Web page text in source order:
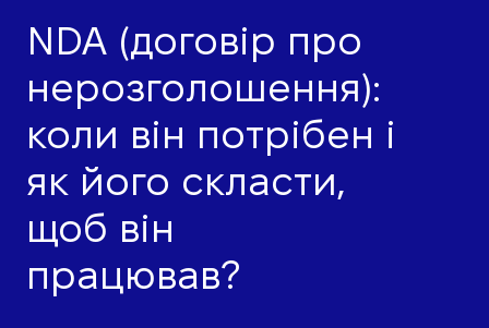
NDA (договір про
нерозголошення):
коли він потрібен і
як його скласти,
щоб він
працював?